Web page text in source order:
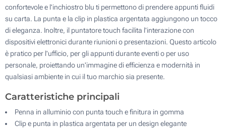
confortevole e l'inchiostro blu ti permettono di prendere appunti fluidi
su carta. La punta e la clip in plastica argentata aggiungono un tocco
di eleganza. Inoltre, il puntatore touch facilita l'interazione con
dispositivi elettronici durante riunioni o presentazioni. Questo articolo
è pratico per l'ufficio, per gli appunti durante eventi o per uso
personale, proiettando un'immagine di efficienza e modernità in
qualsiasi ambiente in cui il tuo marchio sia presente.
Caratteristiche principali
Penna in alluminio con punta touch e finitura in gomma
Clip e punta in plastica argentata per un design elegante